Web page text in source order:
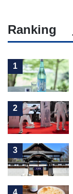
Ranking
1
2
3
4